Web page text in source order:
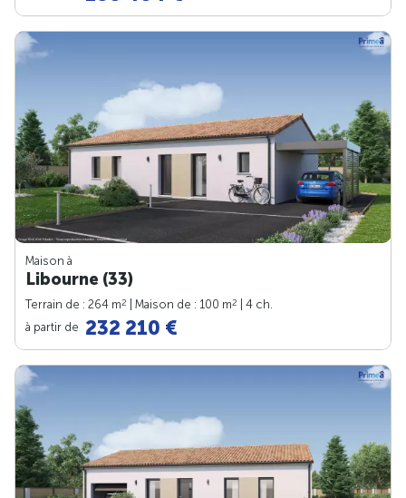
Maison à
Libourne (33)
Terrain de : 264 m2 | Maison de : 100 m2
| 4 ch.
à partir de 232 210 €